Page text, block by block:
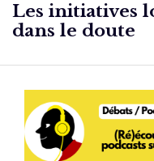
Les initiatives
dans le doute